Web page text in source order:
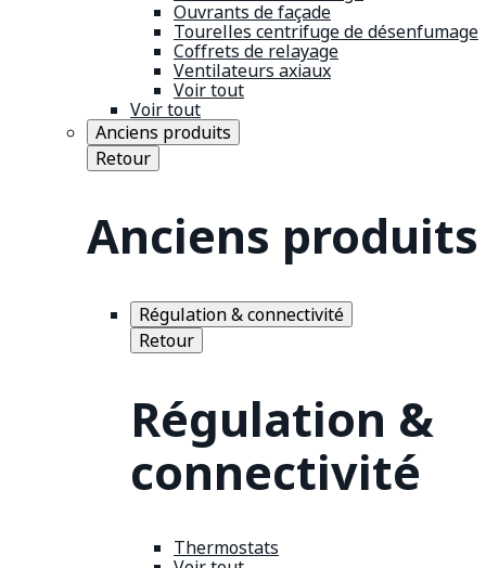
Ouvrants de façade
Tourelles centrifuge de désenfumage
Coffrets de relayage
Ventilateurs axiaux
Voir tout
Voir tout
Anciens produits
Retour
Anciens produits
Régulation & connectivité
Retour
Régulation &
connectivité
Thermostats